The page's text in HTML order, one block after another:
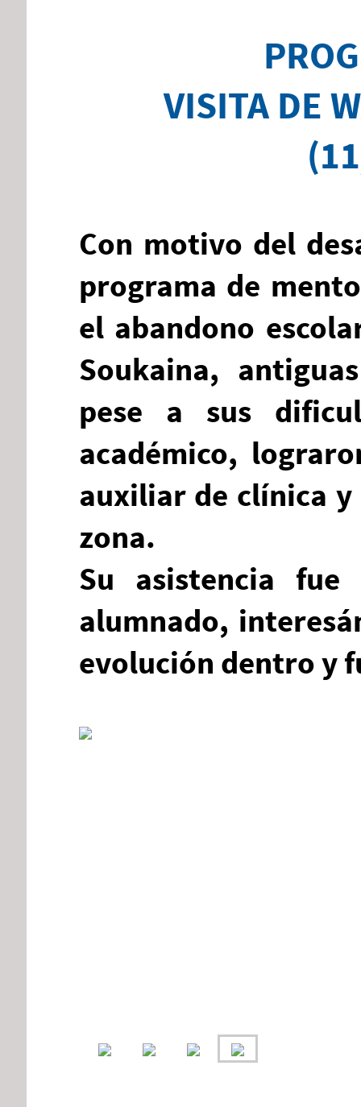
VISITA DE
Con motivo del
programa de
el abandono
Soukaina,
pese a sus
académico,
auxiliar de clínica
zona.
Su asistencia
alumnado,
evolución dentro y